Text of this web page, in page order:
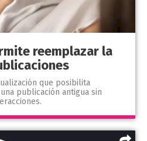
reemplazar la
que posibilita
publicación antigua sin